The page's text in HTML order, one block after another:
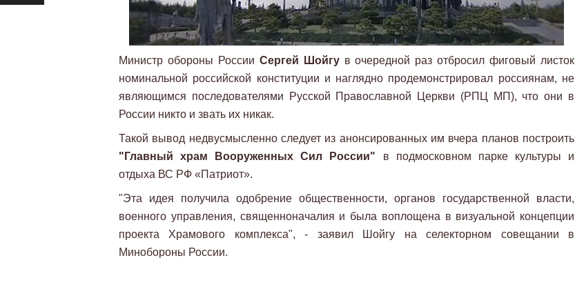
Министр обороны России Сергей Шойгув очередной раз отбросил фиговый листок
номинальной российской конституции и наглядно продемонстрировал россиянам, не
являющимся последователями Русской Православной Церкви (РПЦ МП), что они в
России никто и звать их никак.
Такой вывод недвусмысленно следует из анонсированных им вчера планов построить
"Главный храм Вооруженных Сил России" в подмосковном парке культуры и
отдыха ВС РФ «Патриот».
"Эта идея получила одобрение общественности, органов государственной власти,
военного управления, священноначалия и была воплощена в визуальной концепции
проекта Храмового комплекса", - заявил Шойгу на селекторном совещании в
Минобороны России.